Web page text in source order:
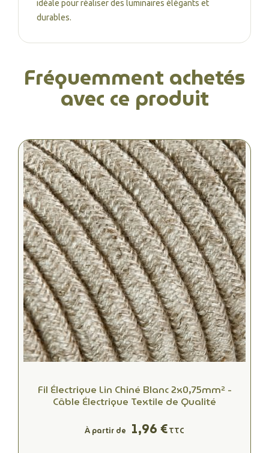
idéale pour réaliser des luminaires élégants et
durables.
Fréquemment achetés
avec ce produit
Fil Électrique Lin Chiné Blanc 2x0,75mm² -
Câble Électrique Textile de Qualité
À partir de 1,96 €TTC